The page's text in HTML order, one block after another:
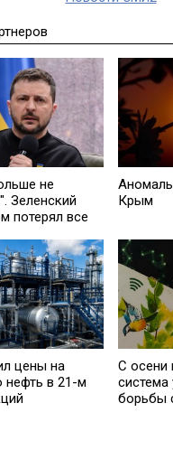
не
Зеленский
потерял все
Крым
цены на
нефть в 21-м
С осени
система
борьбы